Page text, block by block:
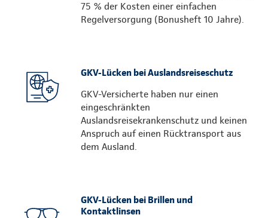
75 % der Kosten einer einfachen
Regelversorgung (Bonusheft 10 Jahre).
GKV-Lücken bei Auslandsreiseschutz
GKV-Versicherte haben nur einen
eingeschränkten
Auslandsreisekrankenschutz und keinen
Anspruch auf einen Rücktransport aus
dem Ausland.
GKV-Lücken bei Brillen und
Kontaktlinsen